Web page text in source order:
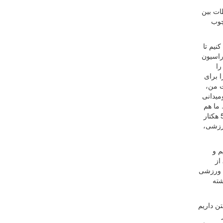
بین
تا
برای
من،
ما هم
از محل برنامه های اقتصادی که برای فدراسیون ترتیب داده بودیم، زمین فعلی مجموعه آفتاب انقلاب را خریداری کردیم و ساختیم. حدود 5/3 هکتار
و
ورزشی
داریم